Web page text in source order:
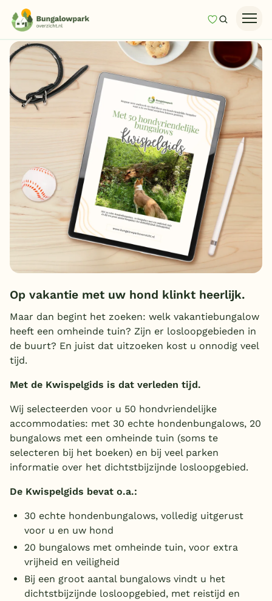
MijnZoeken
Last minutes
Top 12 aanbiedingen
Zomervakantie
Nazomeren
Vakantiehuizen
Vakantiepark keuzehulp
Onze vakantiegidsen
Vakantieparken
Subtropisch zwembad
Overdekt zwembad
Wildwaterbaan
Indoor speeltuin
Keuzehulp
Bestemmingen
Nederland
Veluwe
Texel
Limburg
Duitsland
België
Blog
Op vakantie met uw hond klinkt heerlijk.
Maar dan begint het zoeken: welk vakantiebungalow
heeft een omheinde tuin? Zijn er losloopgebieden in
de buurt? En juist dat uitzoeken kost u onnodig veel
tijd.
Met de Kwispelgids is dat verleden tijd.
Wij selecteerden voor u 50 hondvriendelijke
accommodaties: met 30 echte hondenbungalows, 20
bungalows met een omheinde tuin (soms te
selecteren bij het boeken) en bij veel parken
informatie over het dichtstbijzijnde losloopgebied.
De Kwispelgids bevat o.a.:
30 echte hondenbungalows, volledig uitgerust
voor u en uw hond
20 bungalows met omheinde tuin, voor extra
vrijheid en veiligheid
Bij een groot aantal bungalows vindt u het
dichtstbijzijnde losloopgebied, met reistijd en